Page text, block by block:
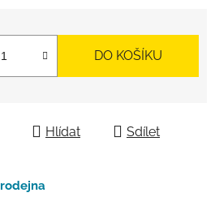
DO KOŠÍKU
Hlídat Sdílet